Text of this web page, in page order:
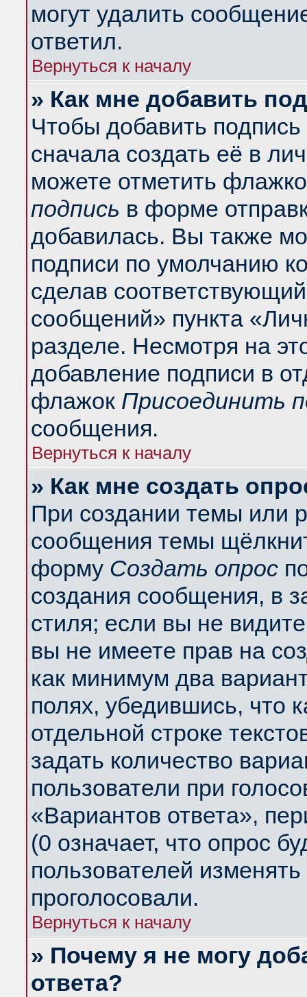
могут удалить
ответил.
Вернуться к началу
» Как мне добавить
Чтобы добавить
сначала создать её в
можете отметить
подпись в форме
добавилась. Вы также
подписи по умолчанию
сделав
сообщений» пункта
разделе. Несмотря на
добавление подписи в
флажок Присоединить
сообщения.
Вернуться к началу
» Как мне создать
При создании темы или
сообщения темы
форму Создать опрос
создания сообщения, в
стиля; если вы не
вы не имеете прав на
как минимум два
полях, убедившись, что
отдельной строке
задать количество
пользователи при
«Вариантов ответа»,
(0 означает, что опрос
пользователей
проголосовали.
Вернуться к началу
» Почему я не могу
ответа?